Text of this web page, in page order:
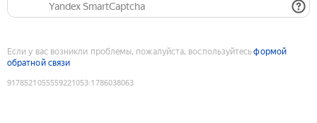
Yandex SmartCaptcha
Если у вас возникли проблемы, пожалуйста, воспользуйтесьформой
обратной связи
9178521055559221053:1786038063